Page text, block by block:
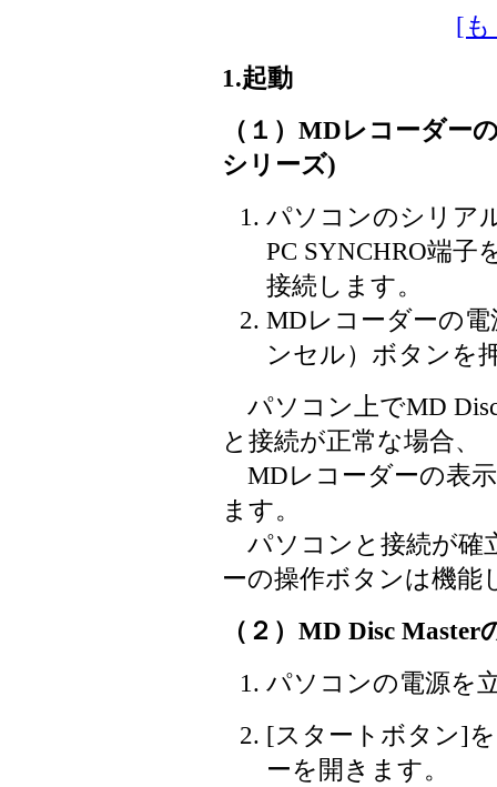
[も
1.起動
（１）MDレコーダ
シリーズ)
パソコンのシリア
PC SYNCHRO端子
接続します。
MDレコーダーの
ンセル）ボタンを
パソコン上でMD
と接続が正常な場合、
MDレコーダーの表示
ます。
パソコンと接続が確
ーの操作ボタンは機
（２） MD Disc Master
パソコンの電源を
[スタートボタン]
ーを開きます。